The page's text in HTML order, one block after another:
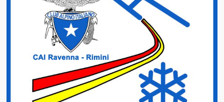
Cuore e Montagna
Racconti e Articoli
Modulistica